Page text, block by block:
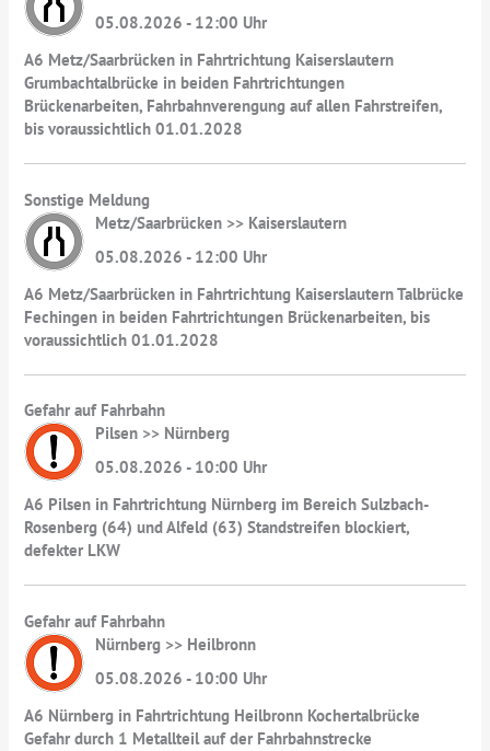
05.08.2026 - 12:00 Uhr
A6 Metz/Saarbrücken in Fahrtrichtung Kaiserslautern
Grumbachtalbrücke in beiden Fahrtrichtungen
Brückenarbeiten, Fahrbahnverengung auf allen Fahrstreifen,
bis voraussichtlich 01.01.2028
Sonstige Meldung
Metz/Saarbrücken >> Kaiserslautern
05.08.2026 - 12:00 Uhr
A6 Metz/Saarbrücken in Fahrtrichtung Kaiserslautern Talbrücke
Fechingen in beiden Fahrtrichtungen Brückenarbeiten, bis
voraussichtlich 01.01.2028
Gefahr auf Fahrbahn
Pilsen >> Nürnberg
05.08.2026 - 10:00 Uhr
A6 Pilsen in Fahrtrichtung Nürnberg im Bereich Sulzbach-
Rosenberg (64) und Alfeld (63) Standstreifen blockiert,
defekter LKW
Gefahr auf Fahrbahn
Nürnberg >> Heilbronn
05.08.2026 - 10:00 Uhr
A6 Nürnberg in Fahrtrichtung Heilbronn Kochertalbrücke
Gefahr durch 1 Metallteil auf der Fahrbahnstrecke